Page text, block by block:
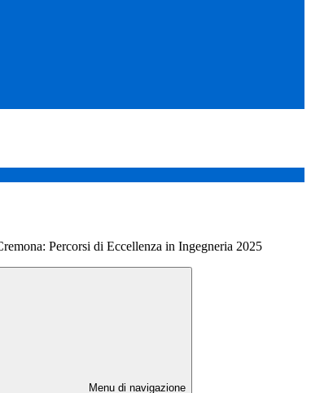
Percorsi di Eccellenza in Ingegneria 2025
Menu di navigazione